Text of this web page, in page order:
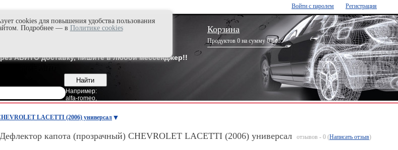
Войти с паролем Регистрация
Корзина
Продуктов 0 на сумму 0 руб.
АВИТО доставку, пишите в любой мессенджер!!
Например:
alfa-romeo,
LACETTI (2006) универсал
Дефлектор капота (прозрачный) CHEVROLET LACETTI (2006) универсал отзывов - 0 (Написать отзыв)
cookies для повышения удобства пользования
Подробнее — в Политике cookies